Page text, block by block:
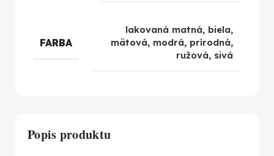
Popis produktu
FARBA
lakovaná matná, biela,
mätová, modrá, prírodná,
ružová, sivá